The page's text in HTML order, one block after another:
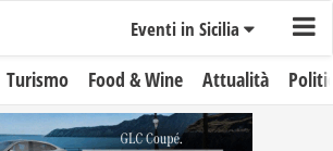
Eventi in Sicilia
Turismo Food & Wine Attualità